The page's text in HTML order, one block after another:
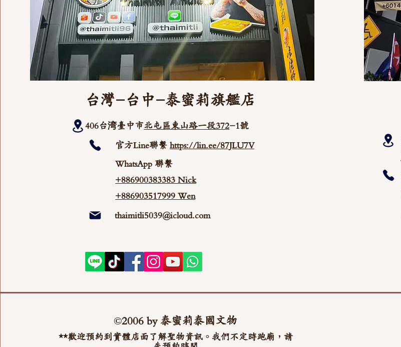
台灣-台中-泰蜜莉旗艦店
406台湾臺中市北屯區東山路一段372-1號
官方Line聯繫https://lin.ee/87JLU7V
WhatsApp 聯繫
+886900383383 Nick
+886903517999 Wen
thaimitli5039@icloud.com
©2006 by 泰蜜莉泰國文物
**歡迎預約到實體店面了解聖物資訊。我們不定時跑廟，請